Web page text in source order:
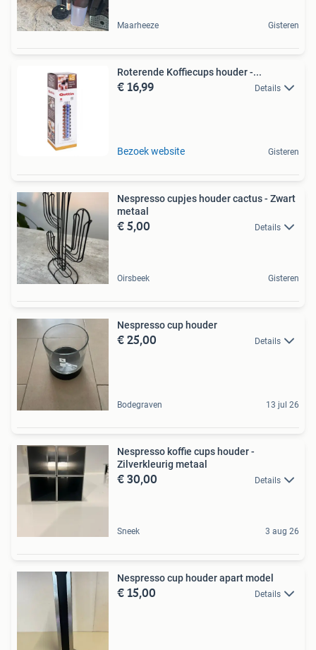
Maarheeze Gisteren
Roterende Koffiecups houder -...
€ 16,99 Details
Bezoek website Gisteren
Nespresso cupjes houder cactus - Zwart
metaal
€ 5,00 Details
Oirsbeek Gisteren
Nespresso cup houder
€ 25,00 Details
Bodegraven 13 jul 26
Nespresso koffie cups houder -
Zilverkleurig metaal
€ 30,00 Details
Sneek 3 aug 26
Nespresso cup houder apart model
€ 15,00 Details